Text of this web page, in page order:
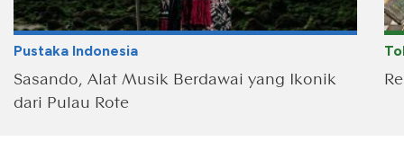
Pustaka Indonesia
Sasando, Alat Musik Berdawai yang Ikonik
dari Pulau Rote